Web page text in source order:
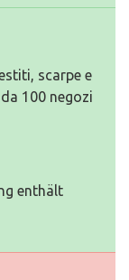
scarpe e
100 negozi
enthält